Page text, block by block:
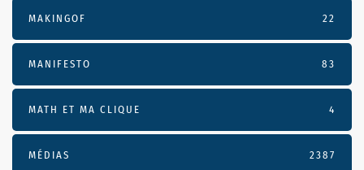
MAKINGOF 22
MANIFESTO 83
MATH ET MA CLIQUE 4
MÉDIAS 2387